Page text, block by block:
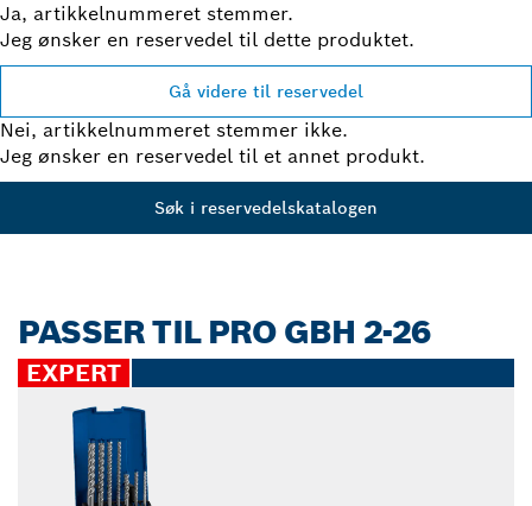
Ja, artikkelnummeret stemmer.
Jeg ønsker en reservedel til dette produktet.
Gå videre til reservedel
Nei, artikkelnummeret stemmer ikke.
Jeg ønsker en reservedel til et annet produkt.
Søk i reservedelskatalogen
PASSER TIL PRO GBH 2-26
EXPERT